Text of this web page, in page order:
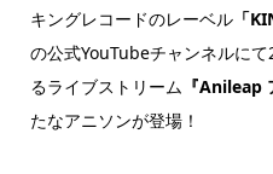
キングレコードのレーベル「
の公式YouTubeチャンネルに
るライブストリーム 『Anileap
たなアニソンが登場！